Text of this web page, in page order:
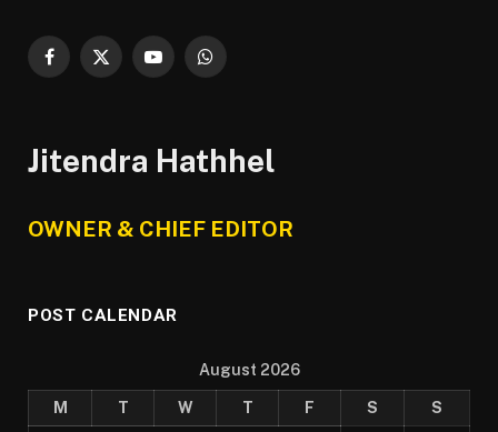
Facebook
X
YouTubeWhatsApp
Jitendra Hathhel
OWNER & CHIEF EDITOR
POST CALENDAR
August 2026
M T W T F S
S